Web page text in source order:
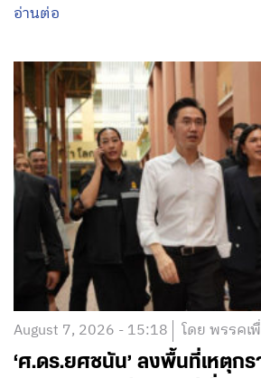
อ่านต่อ
August 7, 2026 - 15:18 โดย พรรคเ
‘ศ.ดร.ยศชนัน’ ลงพื้นที่เหตุก